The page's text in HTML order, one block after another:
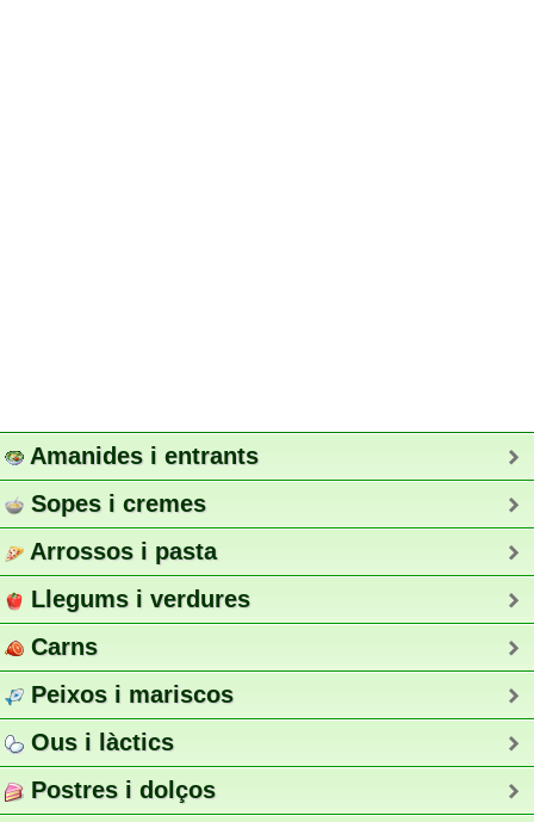
Amanides i entrants
Sopes i cremes
Arrossos i pasta
Llegums i verdures
Carns
Peixos i mariscos
Ous i làctics
Postres i dolços